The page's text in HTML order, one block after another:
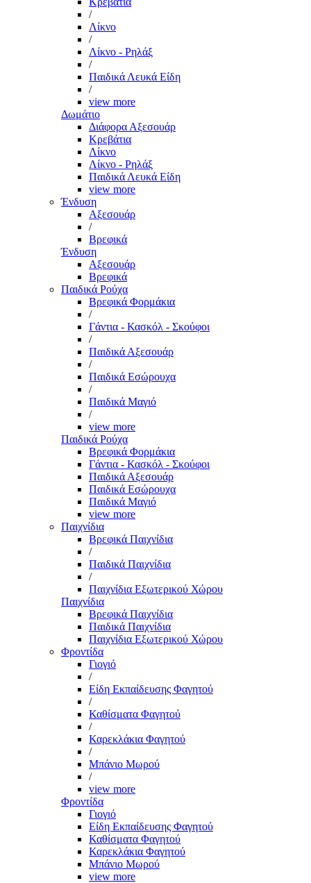
/
Λίκνο
/
Λίκνο - Ρηλάξ
/
Παιδικά Λευκά Είδη
/
view more
Δωμάτιο
Διάφορα Αξεσουάρ
Κρεβάτια
Λίκνο
Λίκνο - Ρηλάξ
Παιδικά Λευκά Είδη
view more
Ένδυση
Αξεσουάρ
/
Βρεφικά
Ένδυση
Αξεσουάρ
Βρεφικά
Παιδικά Ρούχα
Βρεφικά Φορμάκια
/
Γάντια - Κασκόλ - Σκούφοι
/
Παιδικά Αξεσουάρ
/
Παιδικά Εσώρουχα
/
Παιδικά Μαγιό
/
view more
Παιδικά Ρούχα
Βρεφικά Φορμάκια
Γάντια - Κασκόλ - Σκούφοι
Παιδικά Αξεσουάρ
Παιδικά Εσώρουχα
Παιδικά Μαγιό
view more
Παιχνίδια
Βρεφικά Παιχνίδια
/
Παιδικά Παιχνίδια
/
Παιχνίδια Εξωτερικού Χώρου
Παιχνίδια
Βρεφικά Παιχνίδια
Παιδικά Παιχνίδια
Παιχνίδια Εξωτερικού Χώρου
Φροντίδα
Γιογιό
/
Είδη Εκπαίδευσης Φαγητού
/
Καθίσματα Φαγητού
/
Καρεκλάκια Φαγητού
/
Μπάνιο Μωρού
/
view more
Φροντίδα
Γιογιό
Είδη Εκπαίδευσης Φαγητού
Καθίσματα Φαγητού
Καρεκλάκια Φαγητού
Μπάνιο Μωρού
view more